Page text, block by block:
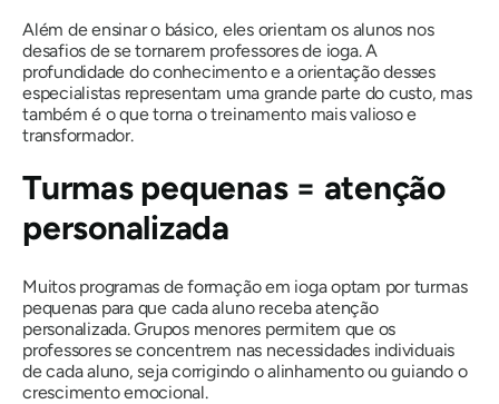
Além de ensinar o básico, eles orientam os alunos nos
desafios de se tornarem professores de ioga. A
profundidade do conhecimento e a orientação desses
especialistas representam uma grande parte do custo, mas
também é o que torna o treinamento mais valioso e
transformador.
Turmas pequenas = atenção
personalizada
Muitos programas de formação em ioga optam por turmas
pequenas para que cada aluno receba atenção
personalizada. Grupos menores permitem que os
professores se concentrem nas necessidades individuais
de cada aluno, seja corrigindo o alinhamento ou guiando o
crescimento emocional.